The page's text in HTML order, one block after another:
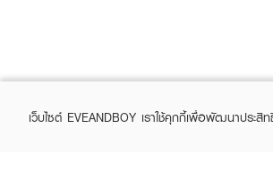
เว็บไซต์ EVEANDBOY เราใช้คุกกี้เพื่อพัฒนาประ